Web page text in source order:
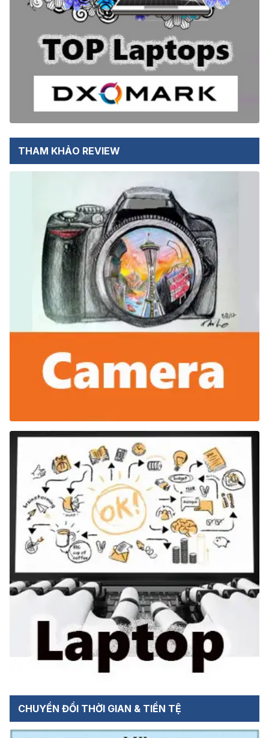
THAM KHẢO REVIEW
CHUYỂN ĐỔI THỜI GIAN & TIỀN TỆ